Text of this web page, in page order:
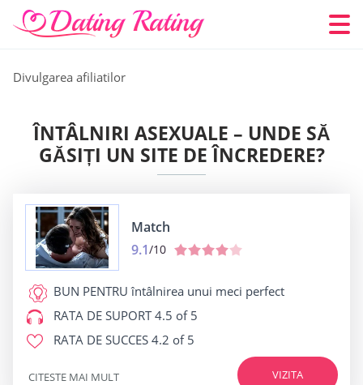
Divulgarea afiliatilor
ÎNTÂLNIRI ASEXUALE – UNDE SĂ
GĂSIȚI UN SITE DE ÎNCREDERE?
Match
9.1/10
BUN PENTRU întâlnirea unui meci perfect
RATA DE SUPORT4.5 of 5
RATA DE SUCCES 4.2 of 5
VIZITA
CITESTE MAI MULT